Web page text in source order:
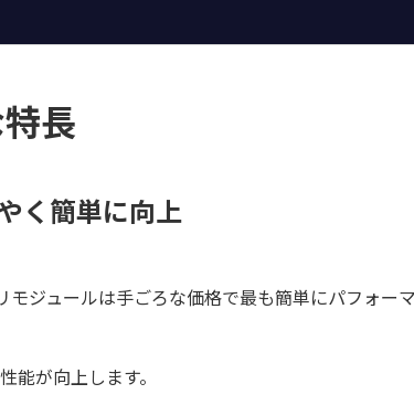
長
く簡単に向上
ジュールは手ごろな価格で最も簡単にパフォー
が向上します。